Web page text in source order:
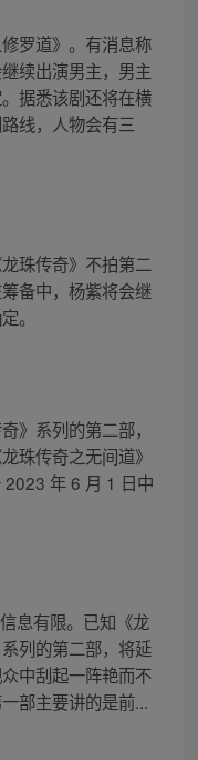
罗道》。有消息称
续出演男主，男主
据悉该剧还将在横
线，人物会有三
珠传奇》不拍第二
备中，杨紫将会继
。
》系列的第二部，
珠传奇之无间道》
年 6 月 1 日中
息有限。已知《龙
列的第二部，将延
中刮起一阵艳而不
部主要讲的是前...